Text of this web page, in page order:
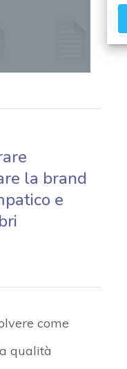
la brand
e
come
qualità